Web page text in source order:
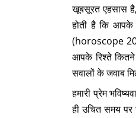
खूबसूरत एहसास
होती है कि आपके
(horoscope
आपके रिश्ते
सवालों के जवाब
हमारी प्रेम
ही उचित समय